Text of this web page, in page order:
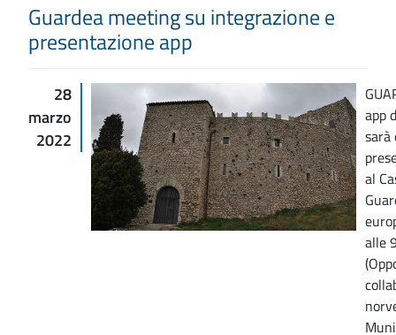
Guardea meeting su integrazione e
presentazione app
28
marzo
2022
app
sarà
al
alle